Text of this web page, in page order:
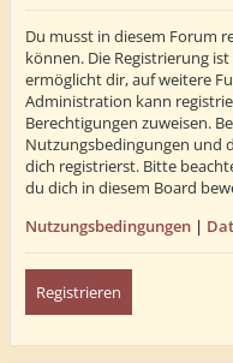
Du musst in diesem Forum
können. Die Registrierung
ermöglicht dir, auf weitere
Administration kann
Berechtigungen zuweisen.
Nutzungsbedingungen und
dich registrierst. Bitte
du dich in diesem Board
Nutzungsbedingungen |
Registrieren